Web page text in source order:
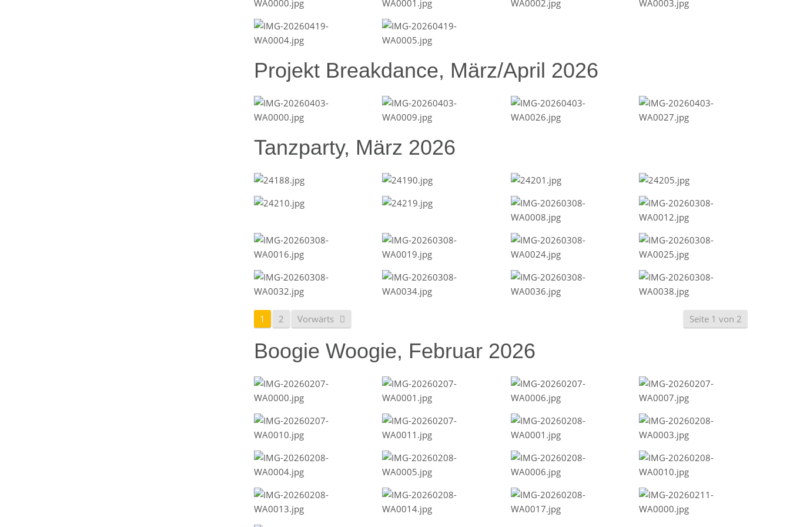
Projekt Breakdance, März/April 2026
Tanzparty, März 2026
Seite 1 von 2
1 2 Vorwärts
Boogie Woogie, Februar 2026